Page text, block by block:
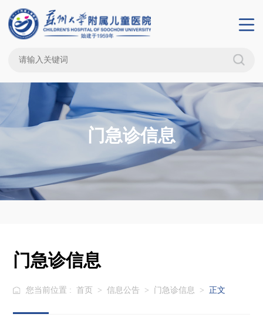
门急诊信息
门急诊信息
您当前位置 : 首页 > 信息公告 > 门急诊信息 > 正文